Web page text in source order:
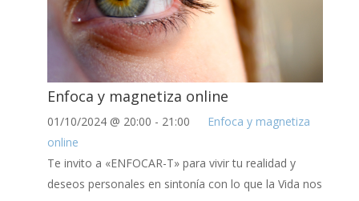
Enfoca y magnetiza online
01/10/2024 @ 20:00 - 21:00
Enfoca y magnetiza
online
Te invito a «ENFOCAR-T» para vivir tu realidad y
deseos personales en sintonía con lo que la Vida nos